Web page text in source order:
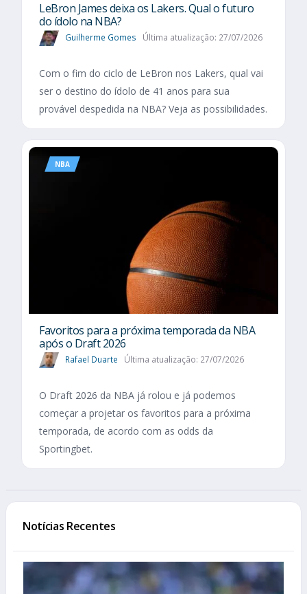
LeBron James deixa os Lakers. Qual o futuro
do ídolo na NBA?
Guilherme Gomes Última atualização: 27/07/2026
Com o fim do ciclo de LeBron nos Lakers, qual vai
ser o destino do ídolo de 41 anos para sua
provável despedida na NBA? Veja as possibilidades.
NBA
Favoritos para a próxima temporada da NBA
após o Draft 2026
Rafael Duarte Última atualização: 27/07/2026
O Draft 2026 da NBA já rolou e já podemos
começar a projetar os favoritos para a próxima
temporada, de acordo com as odds da
Sportingbet.
Notícias Recentes